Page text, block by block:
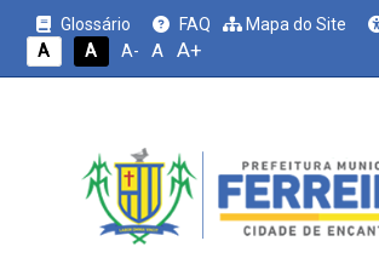
Glossário FAQ Mapa do Site
A
A A- A A+